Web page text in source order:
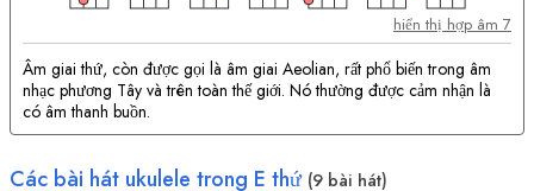
hiển thị hợp âm 7
Âm giai thứ, còn được gọi là âm giai Aeolian, rất phổ biến trong âm
nhạc phương Tây và trên toàn thế giới. Nó thường được cảm nhận là
có âm thanh buồn.
Các bài hát ukulele trong E thứ (9 bài hát)